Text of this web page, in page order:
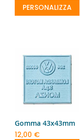
PERSONALIZZA
Gomma 43x43mm
12,00 €